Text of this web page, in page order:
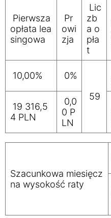
Pierwsza
opłata lea
singowa
Pr
owi
zja
Lic
zb
a o
pła
t
10,00%
0%
59
19 316,5
4 PLN
0,0
0 P
LN
Szacunkowa miesięcz
na wysokość raty